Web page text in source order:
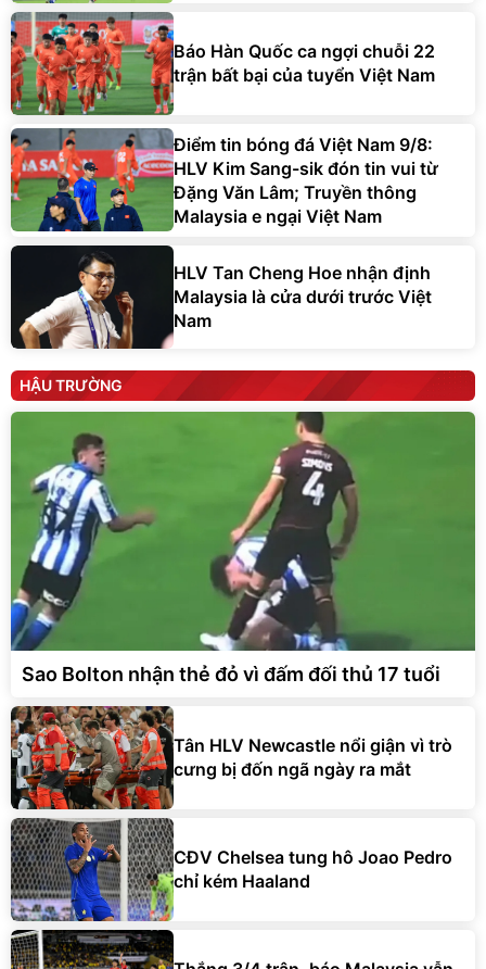
Báo Hàn Quốc ca ngợi chuỗi 22
trận bất bại của tuyển Việt Nam
Điểm tin bóng đá Việt Nam 9/8:
HLV Kim Sang-sik đón tin vui từ
Đặng Văn Lâm; Truyền thông
Malaysia e ngại Việt Nam
HLV Tan Cheng Hoe nhận định
Malaysia là cửa dưới trước Việt
Nam
HẬU TRƯỜNG
Sao Bolton nhận thẻ đỏ vì đấm đối thủ 17 tuổi
Tân HLV Newcastle nổi giận vì trò
cưng bị đốn ngã ngày ra mắt
CĐV Chelsea tung hô Joao Pedro
chỉ kém Haaland